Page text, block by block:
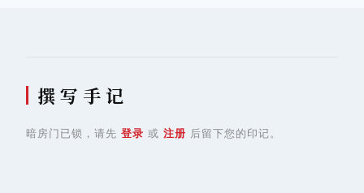
撰 写 手 记
暗房门已锁，请先 登录 或 注册 后留下您的印记。